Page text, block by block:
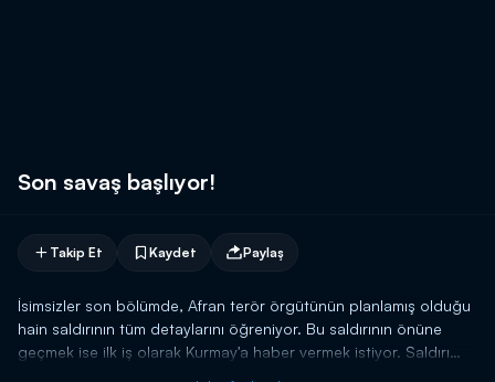
Son savaş başlıyor!
Takip Et Kaydet Paylaş
İsimsizler son bölümde, Afran terör örgütünün planlamış olduğu
hain saldırının tüm detaylarını öğreniyor. Bu saldırının önüne
geçmek ise ilk iş olarak Kurmay'a haber vermek istiyor. Saldırı